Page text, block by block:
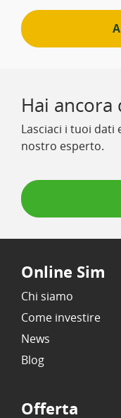
Hai ancora
Lasciaci i tuoi
nostro esperto.
Online Sim
Chi siamo
Come investire
News
Blog
Offerta